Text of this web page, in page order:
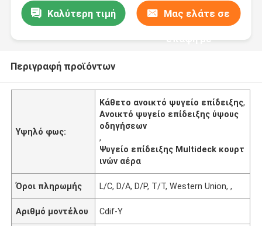
Καλύτερη τιμή Μας ελάτε σε
επαφή με
Περιγραφή προϊόντων
Υψηλό φως:
Κάθετο ανοικτό ψυγείο επίδειξης,
Ανοικτό ψυγείο επίδειξης ύψους
οδηγήσεων
,
Ψυγείο επίδειξης Multideck κουρτ
ινών αέρα
Όροι πληρωμής L/C, D/A, D/P, T/T, Western Union, ,
Αριθμό μοντέλου Cdif-Υ